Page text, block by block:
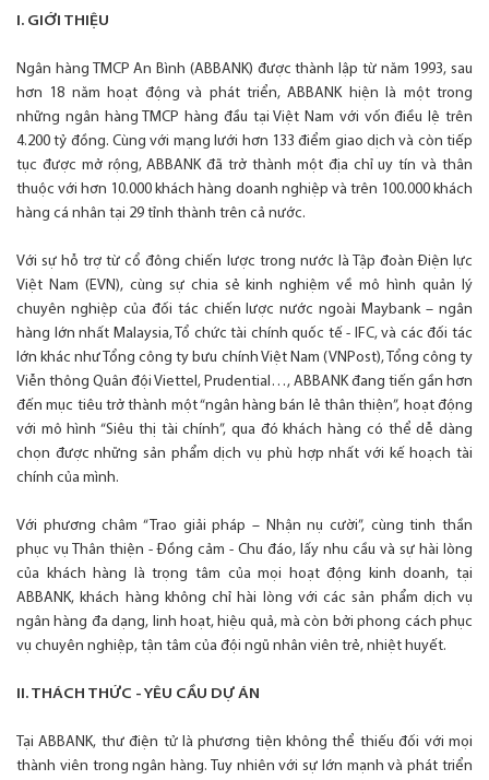
I. GIỚI THIỆU
Ngân hàng TMCP An Bình (ABBANK) được thành lập từ năm 1993, sau
hơn 18 năm hoạt động và phát triển, ABBANK hiện là một trong
những ngân hàng TMCP hàng đầu tại Việt Nam với vốn điều lệ trên
4.200 tỷ đồng. Cùng với mạng lưới hơn 133 điểm giao dịch và còn tiếp
tục được mở rộng, ABBANK đã trở thành một địa chỉ uy tín và thân
thuộc với hơn 10.000 khách hàng doanh nghiệp và trên 100.000 khách
hàng cá nhân tại 29 tỉnh thành trên cả nước.
Với sự hỗ trợ từ cổ đông chiến lược trong nước là Tập đoàn Điện lực
Việt Nam (EVN), cùng sự chia sẻ kinh nghiệm về mô hình quản lý
chuyên nghiệp của đối tác chiến lược nước ngoài Maybank – ngân
hàng lớn nhất Malaysia, Tổ chức tài chính quốc tế - IFC, và các đối tác
lớn khác như Tổng công ty bưu chính Việt Nam (VNPost), Tổng công ty
Viễn thông Quân đội Viettel, Prudential…, ABBANK đang tiến gần hơn
đến mục tiêu trở thành một “ngân hàng bán lẻ thân thiện”, hoạt động
với mô hình “Siêu thị tài chính”, qua đó khách hàng có thể dễ dàng
chọn được những sản phẩm dịch vụ phù hợp nhất với kế hoạch tài
chính của mình.
Với phương châm “Trao giải pháp – Nhận nụ cười”, cùng tinh thần
phục vụ Thân thiện - Đồng cảm - Chu đáo, lấy nhu cầu và sự hài lòng
của khách hàng là trọng tâm của mọi hoạt động kinh doanh, tại
ABBANK, khách hàng không chỉ hài lòng với các sản phẩm dịch vụ
ngân hàng đa dạng, linh hoạt, hiệu quả, mà còn bởi phong cách phục
vụ chuyên nghiệp, tận tâm của đội ngũ nhân viên trẻ, nhiệt huyết.
II. THÁCH THỨC - YÊU CẦU DỰ ÁN
Tại ABBANK, thư điện tử là phương tiện không thể thiếu đối với mọi
thành viên trong ngân hàng. Tuy nhiên với sự lớn mạnh và phát triển